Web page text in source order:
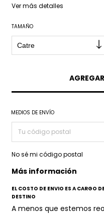
Ver más detalles
TAMAÑO
MEDIOS DE ENVÍO
No sé mi código postal
Más información
EL COSTO DE ENVIO ES A CARGO
DESTINO
A menos que estemos